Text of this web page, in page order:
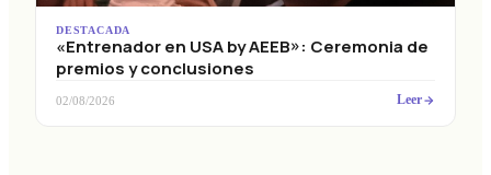
DESTACADA
«Entrenador en USA by AEEB»: Ceremonia de
premios y conclusiones
02/08/2026 Leer